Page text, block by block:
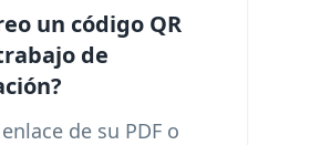
un código QR
de
de su PDF o